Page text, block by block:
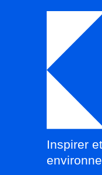
Inspirer